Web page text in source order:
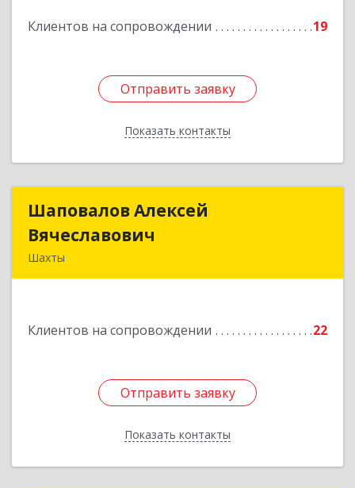
Клиентов на сопровождении 19
Отправить заявку
Показать контакты
Отправить заявку
Назад
Шаповалов Алексей
Вячеславович
Шахты
Клиентов на сопровождении 22
Отправить заявку
Показать контакты
Шаповалов Алексей
Отправить заявку
Назад